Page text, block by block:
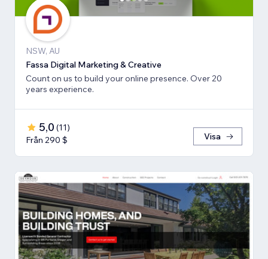
NSW, AU
Fassa Digital Marketing & Creative
Count on us to build your online presence. Over 20
years experience.
5,0 (11)
Från 290 $
Visa